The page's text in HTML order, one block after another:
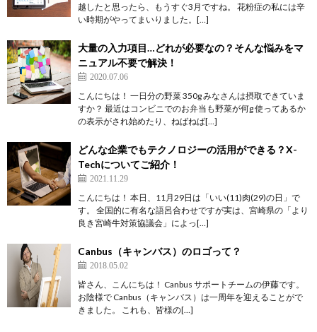
越したと思ったら、もうすぐ3月ですね。 花粉症の私には辛
い時期がやってまいりました。[…]
大量の入力項目…どれが必要なの？そんな悩みをマ
ニュアル不要で解決！
2020.07.06
こんにちは！ 一日分の野菜 350g みなさんは摂取できていま
すか？ 最近はコンビニでのお弁当も野菜が何g 使ってあるか
の表示がされ始めたり、ねばねば[…]
どんな企業でもテクノロジーの活用ができる？X-
Techについてご紹介！
2021.11.29
こんにちは！ 本日、11月29日は「いい(11)肉(29)の日」で
す。 全国的に有名な語呂合わせですが実は、宮崎県の「より
良き宮崎牛対策協議会」によっ[…]
Canbus（キャンバス）のロゴって？
2018.05.02
皆さん、こんにちは！ Canbus サポートチームの伊藤です。
お陰様で Canbus（キャンバス）は一周年を迎えることがで
きました。 これも、皆様の[…]